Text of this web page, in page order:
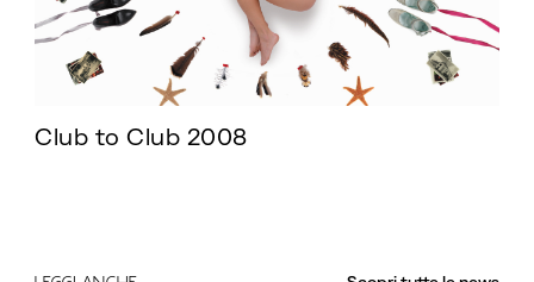
Club to Club 2008